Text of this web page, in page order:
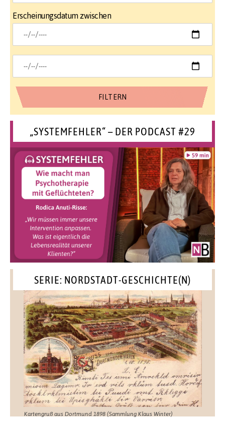
Erscheinungsdatum zwischen
„SYSTEMFEHLER“ – DER PODCAST #29
SERIE: NORDSTADT-GESCHICHTE(N)
Kartengruß aus Dortmund 1898 (Sammlung Klaus Winter)